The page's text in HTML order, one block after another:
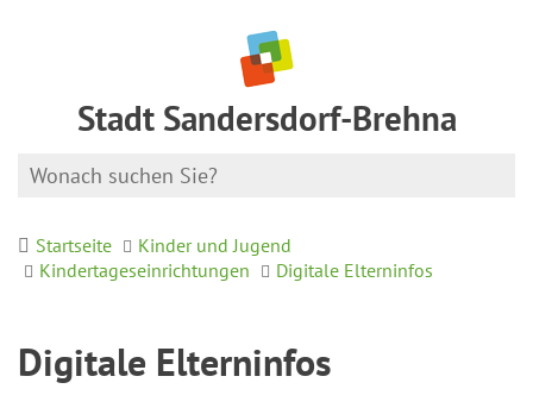
Stadt Sandersdorf-Brehna
Startseite
Kinder und Jugend
Kindertageseinrichtungen
Digitale Elterninfos
Digitale Elterninfos